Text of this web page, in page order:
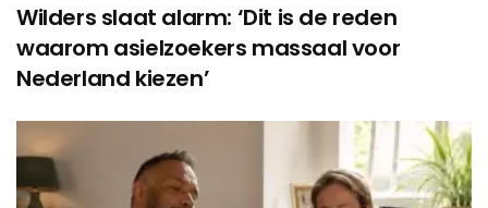
Wilders slaat alarm: ‘Dit is de reden
waarom asielzoekers massaal voor
Nederland kiezen’